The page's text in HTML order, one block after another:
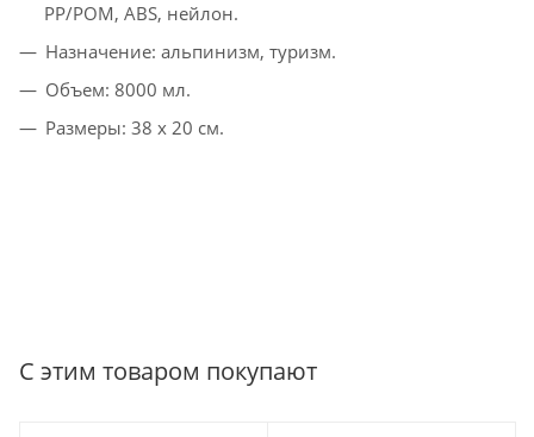
PP/POM, ABS, нейлон.
Назначение: альпинизм, туризм.
Объем: 8000 мл.
Размеры: 38 х 20 см.
С этим товаром покупают